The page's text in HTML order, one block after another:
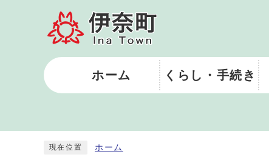
ホーム くらし・手続き
現在位置 ホーム